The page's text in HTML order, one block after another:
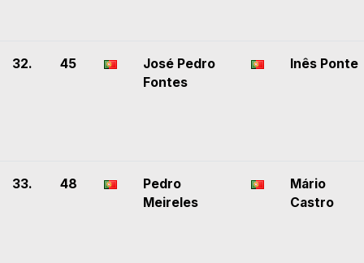
32. 45
José Pedro
Fontes
Inês Ponte
33. 48
Pedro
Meireles
Mário
Castro